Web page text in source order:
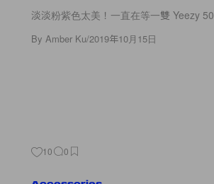
淡淡粉紫色太美！一直在等一雙 Yeezy
By Amber Ku/2019年10月15日
10 0